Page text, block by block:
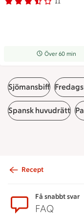
Betyg 3.5 av 5.
11 personer har röstat
Receptet tar Över
Över 60 min
Sjömansbiff
Spansk huvudrätt
Recept
Få snabbt svar
FAQ